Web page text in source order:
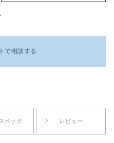
で相談する
ペック レビュー